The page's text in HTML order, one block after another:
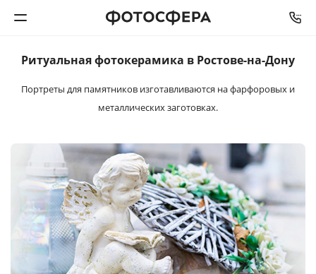
Печать фото
Календари
Интерьерная печать
Фотоподарки
Багетная мастерская
Ритуальнаяфотокерамика в Ростове-на-Дону
Портреты для памятников изготавливаются на фарфоровых и
металлических заготовках.